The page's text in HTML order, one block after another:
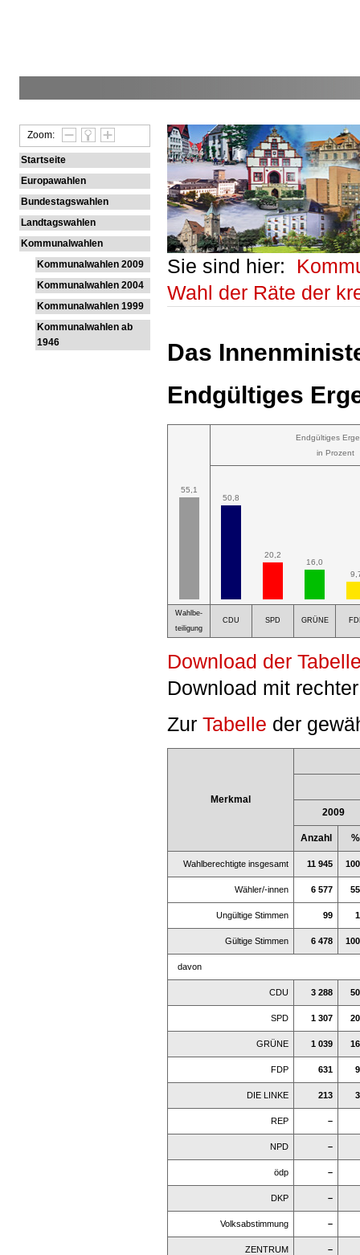
Zoom:
Startseite
Europawahlen
Bundestagswahlen
Landtagswahlen
Kommunalwahlen
Kommunalwahlen 2009
Kommunalwahlen 2004
Kommunalwahlen 1999
Kommunalwahlen ab
1946
Sie sind hier:
Wahl der Räte der
Das
Endgültiges
55,1
Endgültiges
in Prozent
50,8
20,2
16,0
Wahlbe-
teiligung
CDU SPD GRÜNE
Download der
Download mit
ZurTabelle der
Merkmal
2009
Anzahl %
Wahlberechtigte insgesamt 11 945
Wähler/-innen 6 577
Ungültige Stimmen 99
Gültige Stimmen 6 478
davon
CDU 3 288
SPD 1 307
GRÜNE 1 039
FDP 631
DIE LINKE 213
REP –
NPD –
ödp –
DKP –
Volksabstimmung –
ZENTRUM –